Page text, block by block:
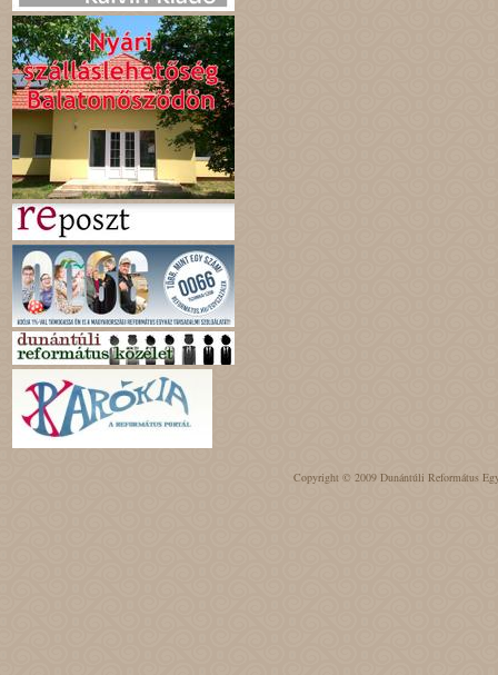
Copyright © 2009 Dunántúli Református